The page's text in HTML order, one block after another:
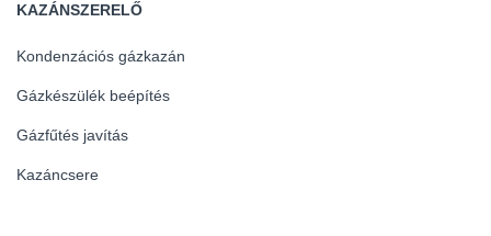
KAZÁNSZERELŐ
Kondenzációs gázkazán
Gázkészülék beépítés
Gázfűtés javítás
Kazáncsere